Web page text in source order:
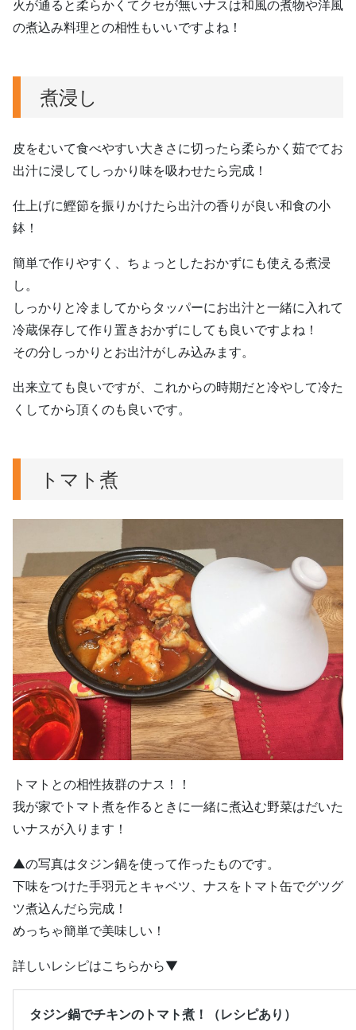
火が通ると柔らかくてクセが無いナスは和風の煮物や洋風
の煮込み料理との相性もいいですよね！
煮浸し
皮をむいて食べやすい大きさに切ったら柔らかく茹でてお
出汁に浸してしっかり味を吸わせたら完成！
仕上げに鰹節を振りかけたら出汁の香りが良い和食の小
鉢！
簡単で作りやすく、ちょっとしたおかずにも使える煮浸
し。
しっかりと冷ましてからタッパーにお出汁と一緒に入れて
冷蔵保存して作り置きおかずにしても良いですよね！
その分しっかりとお出汁がしみ込みます。
出来立ても良いですが、これからの時期だと冷やして冷た
くしてから頂くのも良いです。
トマト煮
トマトとの相性抜群のナス！！
我が家でトマト煮を作るときに一緒に煮込む野菜はだいた
いナスが入ります！
▲の写真はタジン鍋を使って作ったものです。
下味をつけた手羽元とキャベツ、ナスをトマト缶でグツグ
ツ煮込んだら完成！
めっちゃ簡単で美味しい！
詳しいレシピはこちらから▼